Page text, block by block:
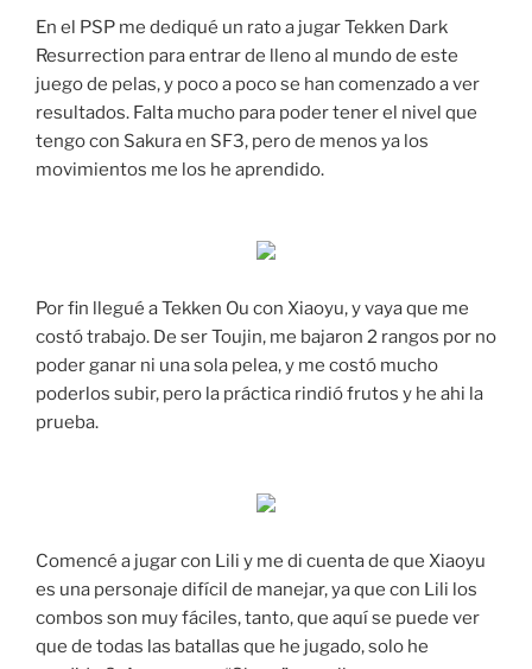
En el PSP me dediqué un rato a jugar Tekken Dark
Resurrection para entrar de lleno al mundo de este
juego de pelas, y poco a poco se han comenzado a ver
resultados. Falta mucho para poder tener el nivel que
tengo con Sakura en SF3, pero de menos ya los
movimientos me los he aprendido.
Por fin llegué a Tekken Ou con Xiaoyu, y vaya que me
costó trabajo. De ser Toujin, me bajaron 2 rangos por no
poder ganar ni una sola pelea, y me costó mucho
poderlos subir, pero la práctica rindió frutos y he ahi la
prueba.
Comencé a jugar con Lili y me di cuenta de que Xiaoyu
es una personaje difícil de manejar, ya que con Lili los
combos son muy fáciles, tanto, que aquí se puede ver
que de todas las batallas que he jugado, solo he